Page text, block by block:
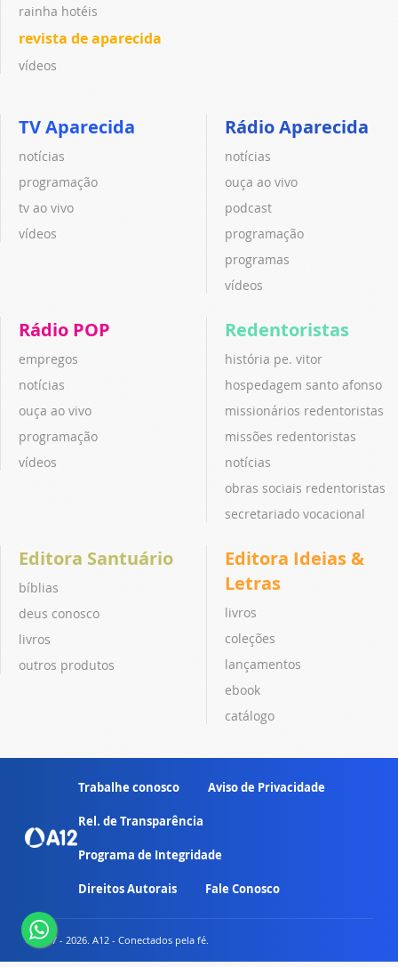
rainha hotéis
revista de aparecida
vídeos
TV Aparecida
notícias
programação
tv ao vivo
vídeos
Rádio Aparecida
notícias
ouça ao vivo
podcast
programação
programas
vídeos
Rádio POP
empregos
notícias
ouça ao vivo
programação
vídeos
Redentoristas
história pe. vitor
hospedagem santo afonso
missionários redentoristas
missões redentoristas
notícias
obras sociais redentoristas
secretariado vocacional
Editora Santuário
bíblias
deus conosco
livros
outros produtos
Editora Ideias &
Letras
livros
coleções
lançamentos
ebook
catálogo
Trabalhe conosco Aviso de Privacidade
Rel. de Transparência
Programa de Integridade
Direitos Autorais Fale Conosco
© 2007 - 2026. A12 - Conectados pela fé.